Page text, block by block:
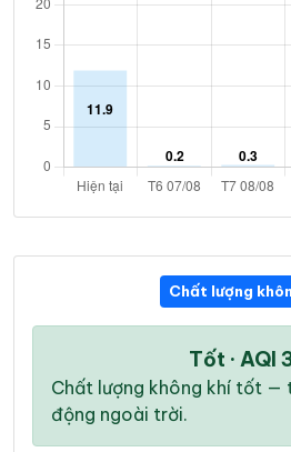
Chất lượng
Tốt · AQI
Chất lượng không khí tốt —
động ngoài trời.